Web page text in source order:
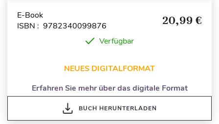
E-Book
ISBN : 9782340099876
20,99 €
Verfügbar
NEUES DIGITALFORMAT
Erfahren Sie mehr über das digitale Format
BUCH HERUNTERLADEN